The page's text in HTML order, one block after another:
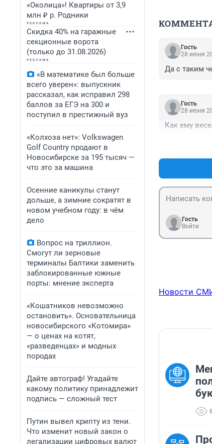
«Околица»! Квартиры от 3,9
млн ₽ р. Родники
Скидка 40% на гаражные
секционные ворота
(только до 31.08.2026)
«В математике был больше
всего уверен»: выпускник
рассказал, как исправил 298
баллов за ЕГЭ на 300 и
поступил в престижный вуз
«Колхоза нет»: Volkswagen
Golf Сountry продают в
Новосибирске за 195 тысяч —
что это за машина
Осенние каникулы станут
дольше, а зимние сократят в
новом учебном году: в чём
дело
Вопрос на триллион.
Смогут ли зерновые
терминалы Балтики заменить
заблокированные южные
порты: мнение эксперта
«Кошатников невозможно
остановить». Основательница
новосибирского «Котомира»
— о ценах на котят,
«разведенцах» и модных
породах
Дайте автограф! Угадайте
какому политику принадлежит
подпись — сложный тест
Путин вывел крипту из тени.
Что изменит новый закон о
легализации цифровых валют
Гость
28 июня
Да с таким
Гость
28 июня
Как ему
Гость
Войти
Новости